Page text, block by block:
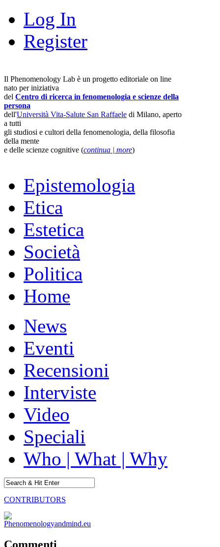
Log In
Register
Il Phenomenology Lab è un progetto editoriale on line
nato per iniziativa
del Centro di ricerca in fenomenologia e scienze della
persona
dell'Università Vita-Salute San Raffaele di Milano, aperto
a tutti
gli studiosi e cultori della fenomenologia, della filosofia
della mente
e delle scienze cognitive (continua | more)
Epistemologia
Etica
Estetica
Società
Politica
Home
News
Eventi
Recensioni
Interviste
Video
Speciali
Who | What | Why
CONTRIBUTORS
Commenti